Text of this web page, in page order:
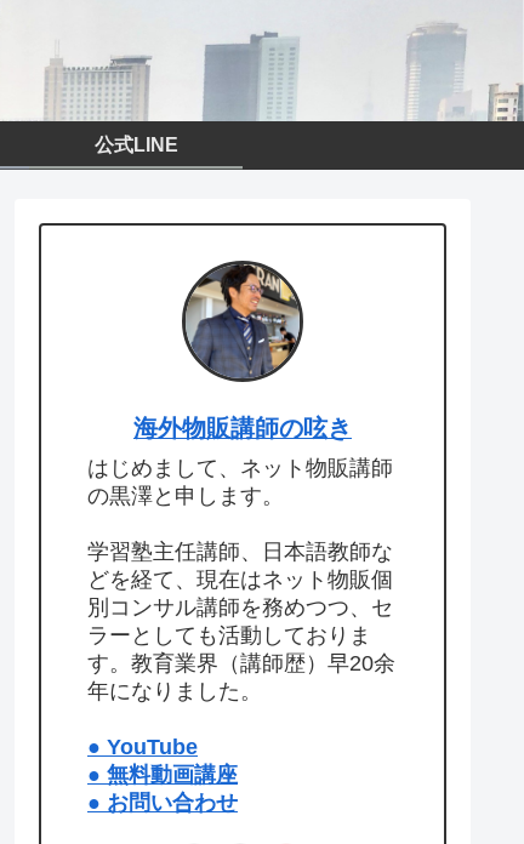
公式LINE
海外物販講師の呟き
はじめまして、ネット物販講師
の黒澤と申します。
学習塾主任講師、日本語教師な
どを経て、現在はネット物販個
別コンサル講師を務めつつ、セ
ラーとしても活動しておりま
す。教育業界（講師歴）早20余
年になりました。
● YouTube
● 無料動画講座
● お問い合わせ